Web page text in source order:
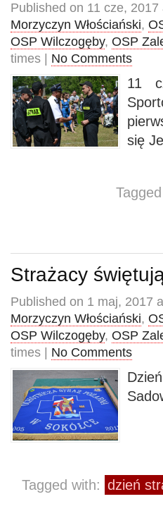
Published on 11 cze, 2017
Morzyczyn Włościański,
OSP Wilczogęby, OSP
times | No Comments
11
się
Strażacy
Published on 1 maj, 2017
Morzyczyn Włościański,
OSP Wilczogęby, OSP
times | No Comments
Tagged with: dzień